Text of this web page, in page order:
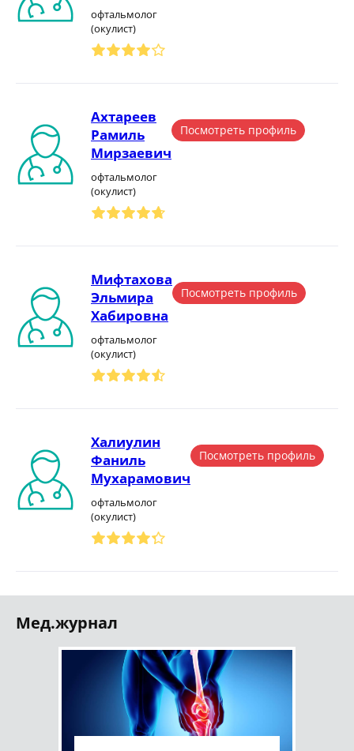
офтальмолог
(окулист)
Ахтареев
Рамиль
Мирзаевич
офтальмолог
(окулист)
Посмотреть профиль
Мифтахова
Эльмира
Хабировна
офтальмолог
(окулист)
Посмотреть профиль
Халиулин
Фаниль
Мухарамович
офтальмолог
(окулист)
Посмотреть профиль
Мед.журнал